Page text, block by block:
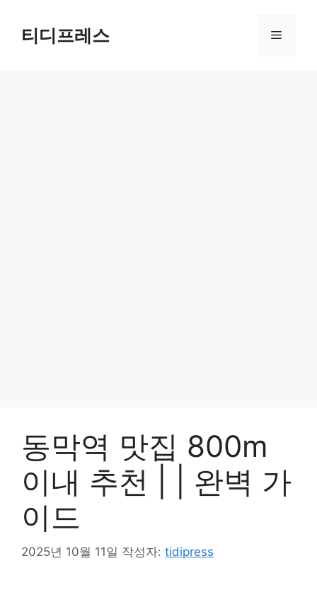
티디프레스 메
동막역 맛집 800m
이내 추천 | | 완벽 가
이드
2025년 10월 11일 작성자: tidipress